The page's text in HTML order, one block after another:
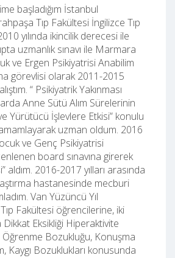
başladığım İstanbul
Tıp Fakültesi İngilizce Tıp
yılında ikincilik derecesi ile
uzmanlık sınavı ile Marmara
ve Ergen Psikiyatrisi Anabilim
görevlisi olarak 2011-2015
“ Psikiyatrik Yakınması
Anne Sütü Alım Sürelerinin
Yürütücü İşlevlere Etkisi” konulu
uzman oldum. 2016
ve Genç Psikiyatrisi
board sınavına girerek
aldım. 2016-2017 yılları arasında
hastanesinde mecburi
Van Yüzüncü Yıl
Fakültesi öğrencilerine, iki
Eksikliği Hiperaktivite
Bozukluğu, Konuşma
Kaygı Bozuklukları konusunda